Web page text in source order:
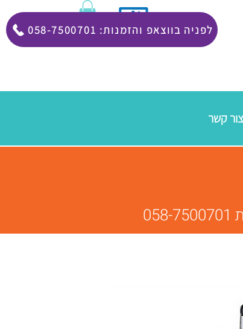
058-7500701 :לפניה בווצאפ והזמנות
צור קשר